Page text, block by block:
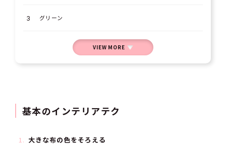
グリーン
VIEW MORE
基本のインテリアテク
大きな布の色をそろえる